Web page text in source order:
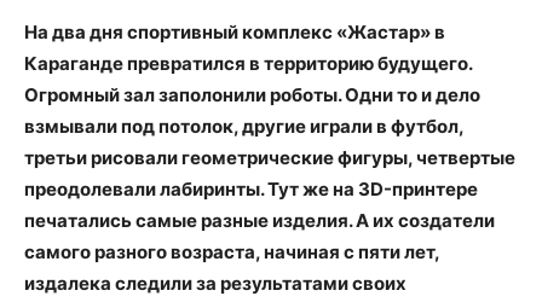
На два дня спортивный комплекс «Жастар»в
Караганде превратился в территорию будущего.
Огромный зал заполонили роботы. Одни то и дело
взмывали под потолок, другие играли в футбол,
третьи рисовали геометрические фигуры, четвертые
преодолевали лабиринты. Тут же на 3D-принтере
печатались самые разные изделия. А их создатели
самого разного возраста, начиная с пяти лет,
издалека следили за результатами своих